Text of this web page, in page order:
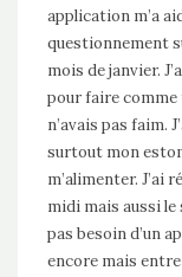
application m’a
questionnement
mois de janvier.
pour faire comme
n’avais pas faim.
surtout mon
m’alimenter. J’ai
midi mais aussi le
pas besoin d’un
encore mais